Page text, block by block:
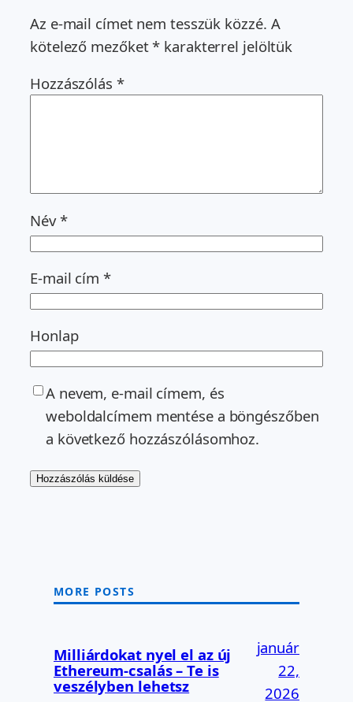
Az e-mail címet nem tesszük közzé. A
kötelező mezőket* karakterrel jelöltük
Hozzászólás *
Név*
E-mail cím *
Honlap
A nevem, e-mail címem, és
weboldalcímem mentése a böngészőben
a következő hozzászólásomhoz.
MORE POSTS
Milliárdokat nyel el az új
Ethereum-csalás – Te is
veszélyben lehetsz
január
22,
2026